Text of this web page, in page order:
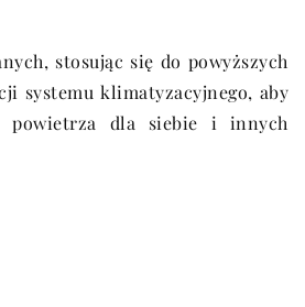
stosując się do powyższych
systemu klimatyzacyjnego, aby
powietrza dla siebie i innych